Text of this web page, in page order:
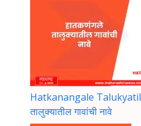
Hatkanangale Talukyatil
तालुक्यातील गावांची नावे